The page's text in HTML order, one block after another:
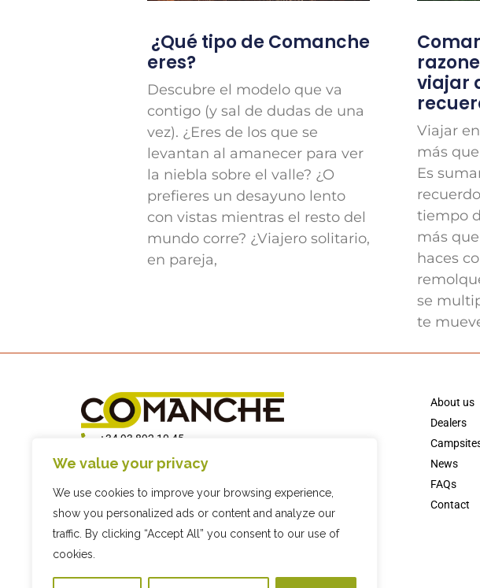
We value your privacy
We use cookies to improve your browsing experience,
show you personalized ads or content and analyze our
traffic. By clicking “Accept All” you consent to our use of
cookies.
¿Qué tipo de Comanche
eres?
Descubre el modelo que va
contigo (y sal de dudas de una
vez). ¿Eres de los que se
levantan al amanecer para ver
la niebla sobre el valle? ¿O
prefieres un desayuno lento
con vistas mientras el resto del
mundo corre? ¿Viajero solitario,
en pareja,
viajar
Viajar
más
Es
tiempo
más
haces
se
te
+34 93 892 10 45
info@comanche.biz
Barcelona
About us
Dealers
News
FAQs
Contact